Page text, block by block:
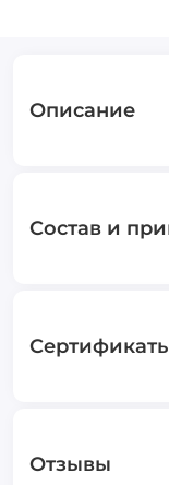
Описание
Состав и
Отзывы